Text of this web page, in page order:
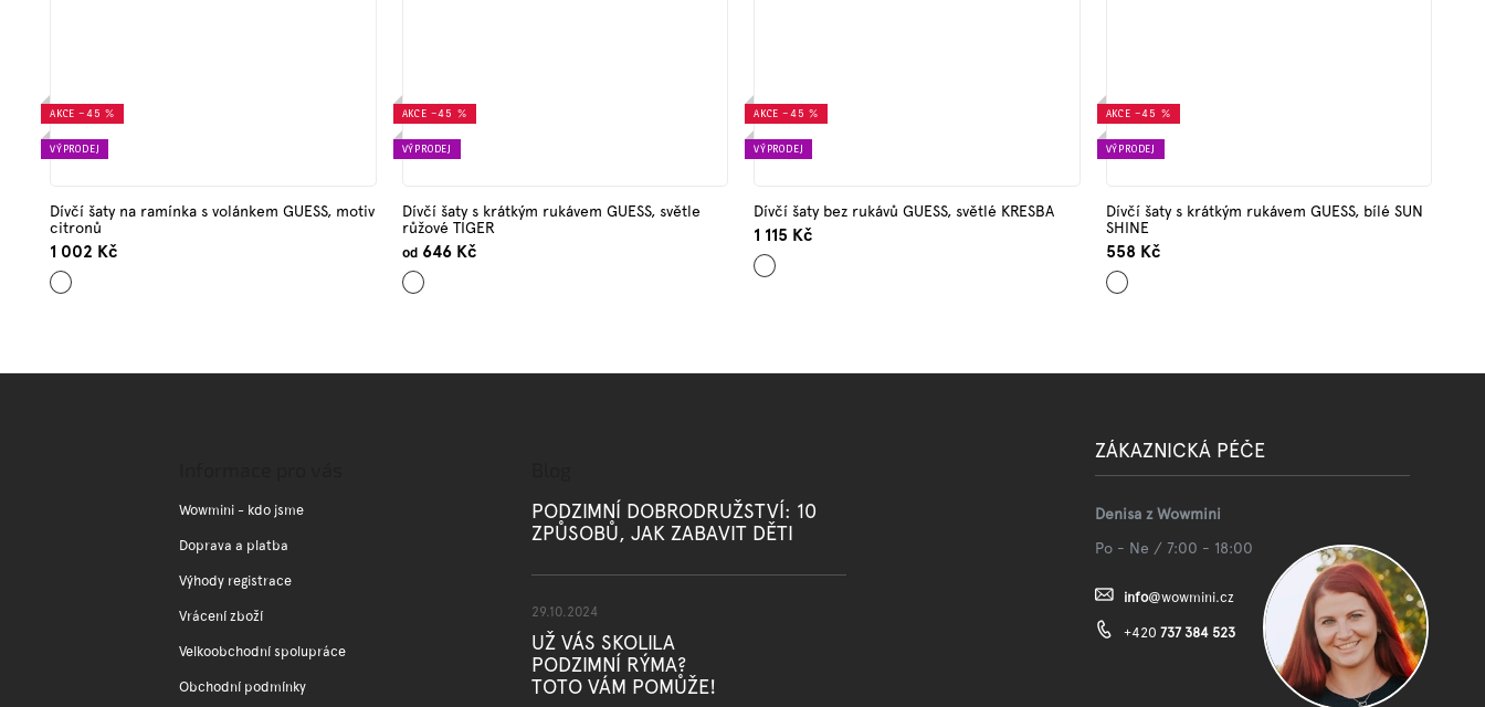
AKCE –45 %
VÝPRODEJ
Dívčí šaty na ramínka s volánkem GUESS, motiv
citronů
1 002 Kč
Mix
barev
AKCE –45 %
VÝPRODEJ
Dívčí šaty s krátkým rukávem GUESS, světle
růžové TIGER
od646 Kč
Světle
růžová
AKCE –45 %
VÝPRODEJ
Dívčí šaty bez rukávů GUESS, světlé KRESBA
1 115 Kč
Mix
barev
AKCE –45 %
VÝPRODEJ
Dívčí šaty s krátkým rukávem GUESS, bílé SUN
SHINE
558 Kč
Bílá
Wowmini - kdo jsme
Doprava a platba
Výhody registrace
Vrácení zboží
Velkoobchodní spolupráce
Obchodní podmínky
PODZIMNÍ DOBRODRUŽSTVÍ: 10
ZPŮSOBŮ, JAK ZABAVIT DĚTI
29.10.2024
UŽ VÁS SKOLILA
PODZIMNÍ RÝMA?
TOTO VÁM POMŮŽE!
ZÁKAZNICKÁ PÉČE
Denisa z Wowmini
Po - Ne / 7:00 - 18:00
info@wowmini.cz
+420 737 384 523